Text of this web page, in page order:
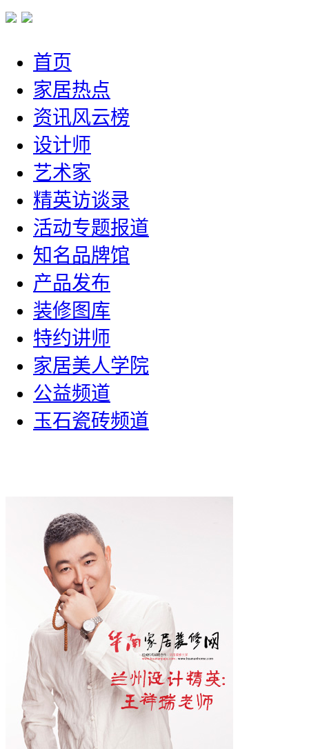
首页
家居热点
资讯风云榜
设计师
艺术家
精英访谈录
活动专题报道
知名品牌馆
产品发布
装修图库
特约讲师
家居美人学院
公益频道
玉石瓷砖频道